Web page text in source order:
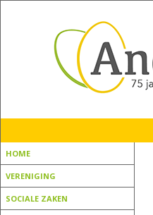
HOME
VERENIGING
SOCIALE ZAKEN